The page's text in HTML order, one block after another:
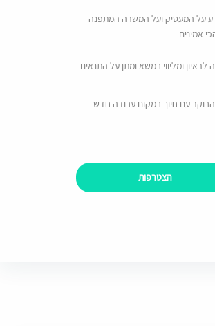
על המעסיק ועל המשרה המתפנה
אמינים
לראיון ומליווי במשא ומתן על התנאים
עם חיוך במקום עבודה חדש
הצטרפות